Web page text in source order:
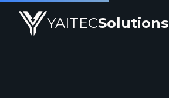
YAITECSolutions